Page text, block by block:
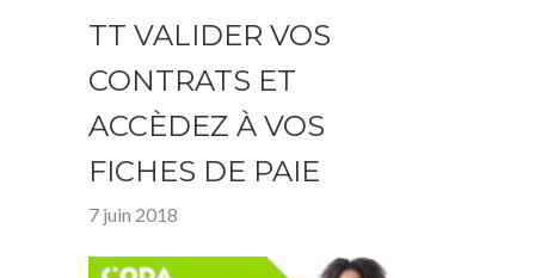
TT VALIDER VOS
CONTRATS ET
ACCÈDEZ À VOS
FICHES DE PAIE
7 juin 2018